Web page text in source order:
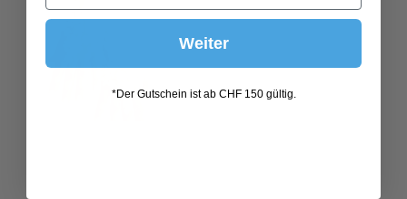
Weiter
*Der Gutschein ist ab CHF 150 gültig.